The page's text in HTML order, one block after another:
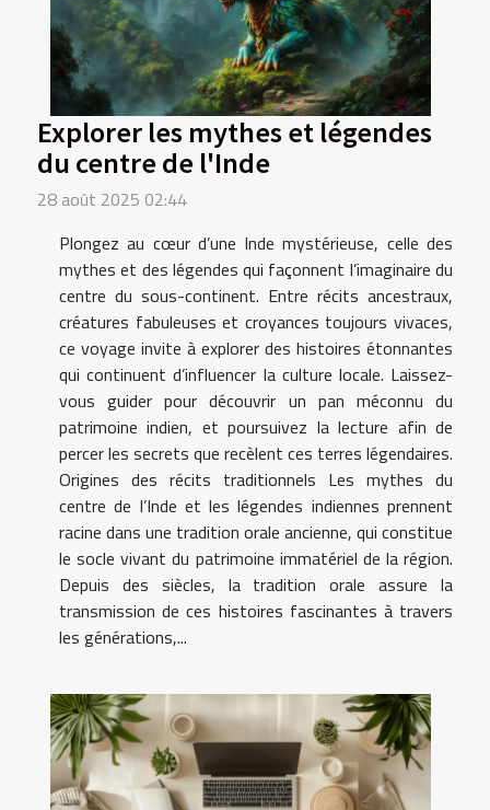
Explorer les mythes et légendes
du centre de l'Inde
28 août 2025 02:44
Plongez au cœur d’une Inde mystérieuse, celle des
mythes et des légendes qui façonnent l’imaginaire du
centre du sous-continent. Entre récits ancestraux,
créatures fabuleuses et croyances toujours vivaces,
ce voyage invite à explorer des histoires étonnantes
qui continuent d’influencer la culture locale. Laissez-
vous guider pour découvrir un pan méconnu du
patrimoine indien, et poursuivez la lecture afin de
percer les secrets que recèlent ces terres légendaires.
Origines des récits traditionnels Les mythes du
centre de l’Inde et les légendes indiennes prennent
racine dans une tradition orale ancienne, qui constitue
le socle vivant du patrimoine immatériel de la région.
Depuis des siècles, la tradition orale assure la
transmission de ces histoires fascinantes à travers
les générations,...